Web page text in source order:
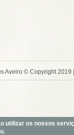
Aveiro © Copyright 2019 |
utilizar os nossos